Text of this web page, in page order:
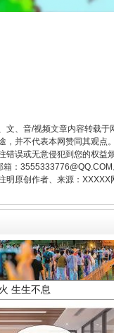
文、音/视频文章内容转载
，并不代表本网赞同其观
错误或无意侵犯到您的权
：
明原创作者、来源：XXXXX
生生不息